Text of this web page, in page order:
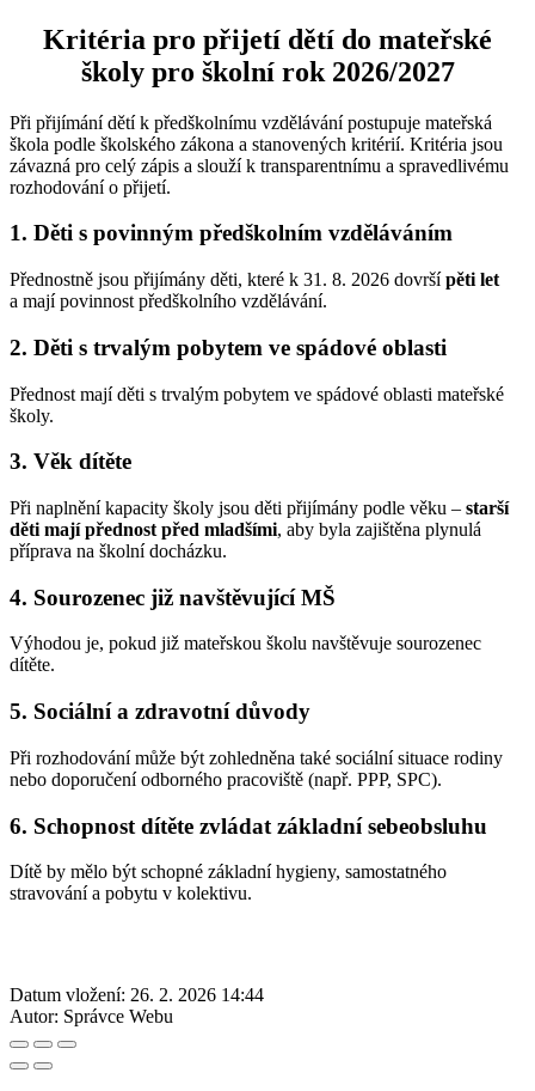
Kritéria pro přijetí dětí do mateřské
školy pro školní rok 2026/2027
Při přijímání dětí k předškolnímu vzdělávání postupuje mateřská
škola podle školského zákona a stanovených kritérií. Kritéria jsou
závazná pro celý zápis a slouží k transparentnímu a spravedlivému
rozhodování o přijetí.
1. Děti s povinným předškolním vzděláváním
Přednostně jsou přijímány děti, které k 31. 8. 2026 dovršípěti let
a mají povinnost předškolního vzdělávání.
2. Děti s trvalým pobytem ve spádové oblasti
Přednost mají děti s trvalým pobytem ve spádové oblasti mateřské
školy.
3. Věk dítěte
Při naplnění kapacity školy jsou děti přijímány podle věku – starší
děti mají přednost před mladšími, aby byla zajištěna plynulá
příprava na školní docházku.
4. Sourozenec již navštěvující MŠ
Výhodou je, pokud již mateřskou školu navštěvuje sourozenec
dítěte.
5. Sociální a zdravotní důvody
Při rozhodování může být zohledněna také sociální situace rodiny
nebo doporučení odborného pracoviště (např. PPP, SPC).
6. Schopnost dítěte zvládat základní sebeobsluhu
Dítě by mělo být schopné základní hygieny, samostatného
stravování a pobytu v kolektivu.
Datum vložení: 26. 2. 2026 14:44
Autor: Správce Webu